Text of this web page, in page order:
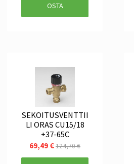
OSTA
SEKOITUSVENTTII
LI ORAS CU15/18
+37-65C
69,49 €124,70 €